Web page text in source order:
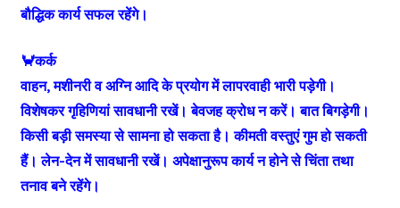
बौद्धिक कार्य सफल रहेंगे।
🦀कर्क
वाहन, मशीनरी व अग्नि आदि के प्रयोग में लापरवाही भारी पड़ेगी।
विशेषकर गृहिणियां सावधानी रखें। बेवजह क्रोध न करें। बात बिगड़ेगी।
किसी बड़ी समस्या से सामना हो सकता है। कीमती वस्तुएं गुम हो सकती
हैं। लेन-देन में सावधानी रखें। अपेक्षानुरूप कार्य न होने से चिंता तथा
तनाव बने रहेंगे।